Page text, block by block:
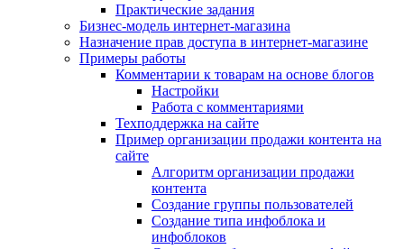
Практические задания
Бизнес-модель интернет-магазина
Назначение прав доступа в интернет-магазине
Примеры работы
Комментарии к товарам на основе блогов
Настройки
Работа с комментариями
Техподдержка на сайте
Пример организации продажи контента на
сайте
Алгоритм организации продажи
контента
Создание группы пользователей
Создание типа инфоблока и
инфоблоков